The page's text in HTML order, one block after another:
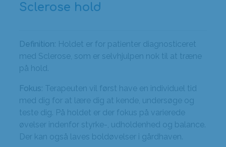
Sclerose hold
Definition: Holdet er for patienter diagnosticeret
med Sclerose, som er selvhjulpen nok til at træne
på hold.
Fokus: Terapeuten vil først have en individuel tid
med dig for at lære dig at kende, undersøge og
teste dig. På holdet er der fokus på varierede
øvelser indenfor styrke-, udholdenhed og balance.
Der kan også laves boldøvelser i gårdhaven.